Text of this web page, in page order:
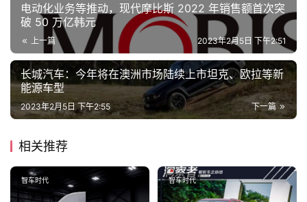
电动化业务等推动，现代摩比斯 2022 年销售额首次突
破 50 万亿韩元
上一篇 2023年2月5日 下午2:51
长城汽车：今年将在澳洲市场陆续上市坦克、欧拉等新
能源车型
下一篇
2023年2月5日 下午2:55
相关推荐
智车时代 智车时代